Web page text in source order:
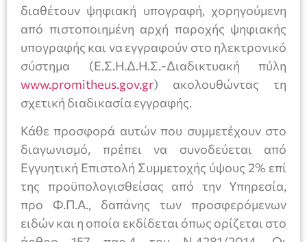
διαθέτουν ψηφιακή υπογραφή, χορηγούμενη
από πιστοποιημένη αρχή παροχής ψηφιακής
υπογραφής και να εγγραφούν στο ηλεκτρονικό
σύστημα (Ε.Σ.Η.Δ.Η.Σ.-Διαδικτυακή πύλη
www.promitheus.gov.gr) ακολουθώντας τη
σχετική διαδικασία εγγραφής.
Κάθε προσφορά αυτών που συμμετέχουν στο
διαγωνισμό, πρέπει να συνοδεύεται από
Εγγυητική Επιστολή Συμμετοχής ύψους 2% επί
της προϋπολογισθείσας από την Υπηρεσία,
προ Φ.Π.Α., δαπάνης των προσφερόμενων
ειδών και η οποία εκδίδεται όπως ορίζεται στο